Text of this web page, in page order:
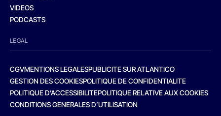
VIDEOS
PODCASTS
LEGAL
CGVMENTIONS LEGALESPUBLICITE SUR ATLANTICO
GESTION DES COOKIESPOLITIQUE DE CONFIDENTIALITE
POLITIQUE D’ACCESSIBILITEPOLITIQUE RELATIVE AUX COOKIES
CONDITIONS GENERALES D’UTILISATION